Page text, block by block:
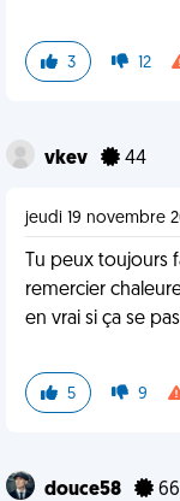
3 12
vkev 44
jeudi 19 novembre
Tu peux toujours
remercier
en vrai si ça se
5 9
douce58 66